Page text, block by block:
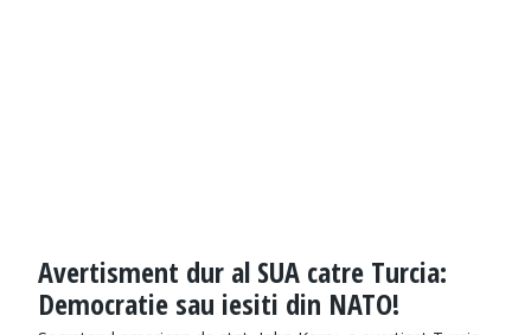
Avertisment dur al SUA catre Turcia:
Democratie sau iesiti din NATO!